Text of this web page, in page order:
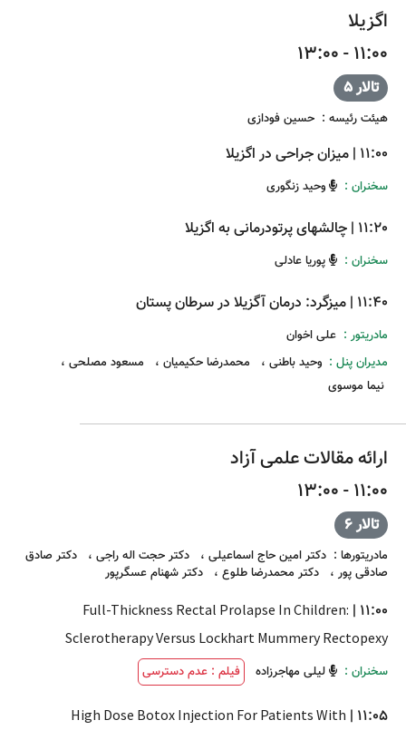
اگزیلا
11:00 - 13:00
تالار 5
هیئت رئیسه : حسین فودازی
11:00
| میزان جراحی در اگزیلا
سخنران : وحید زنگوری
11:20
| چالشهای پرتودرمانی به اگزیلا
سخنران : پوریا عادلی
11:40
| میزگرد: درمان آگزیلا در سرطان پستان
مادریتور : علی اخوان
مدیران پنل : وحید باطنی ، محمدرضا حکیمیان ، مسعود مصلحی ،
نیما موسوی
ارائه مقالات علمی آزاد
11:00 - 13:00
تالار 6
مادریتورها : دکتر امین حاج اسماعیلی ، دکتر حجت اله راجی ،
دکتر صادق
صادقی پور ، دکتر محمدرضا طلوع ، دکتر شهنام عسگرپور
11:00
|
Full-Thickness Rectal Prolapse In Children:
Sclerotherapy Versus Lockhart Mummery Rectopexy
سخنران :
لیلی مهاجرزاده فیلم : عدم دسترسی
11:05
|
High Dose Botox Injection For Patients With